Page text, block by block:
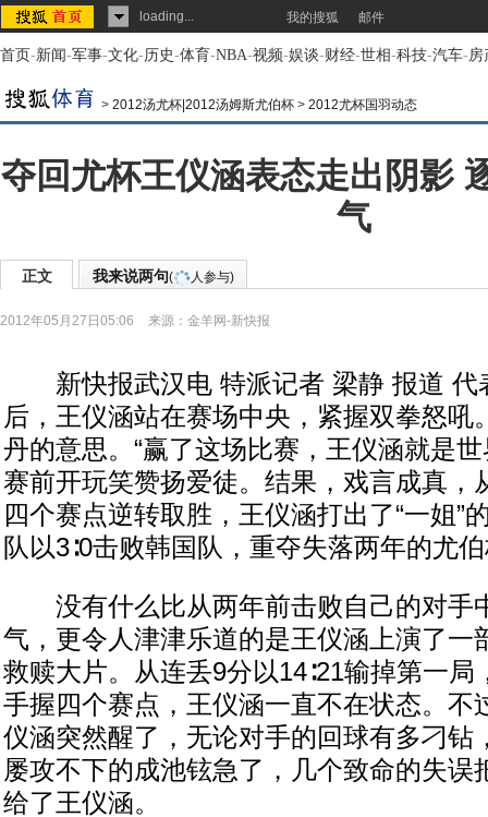
loading... 我的搜狐 邮件
首页-新闻-军事-文化-历史-体育-NBA-视频-娱谈-财经-世相-科技-汽车-房
> 2012汤尤杯|2012汤姆斯尤伯杯 > 2012尤杯国羽动态
夺回尤杯王仪涵表态走出阴影
气
正文 我来说两句( 人参与)
2012年05月27日05:06 来源： 金羊网-新快报
新快报武汉电 特派记者 梁静 报道 代
后，王仪涵站在赛场中央，紧握双拳怒吼
丹的意思。“赢了这场比赛，王仪涵就是
赛前开玩笑赞扬爱徒。结果，戏言成真，
四个赛点逆转取胜，王仪涵打出了“一姐”
队以3∶0击败韩国队，重夺失落两年的尤
没有什么比从两年前击败自己的对手
气，更令人津津乐道的是王仪涵上演了一
救赎大片。从连丢9分以14∶21输掉第一局
手握四个赛点，王仪涵一直不在状态。不
仪涵突然醒了，无论对手的回球有多刁钻
屡攻不下的成池铉急了，几个致命的失误
给了王仪涵。